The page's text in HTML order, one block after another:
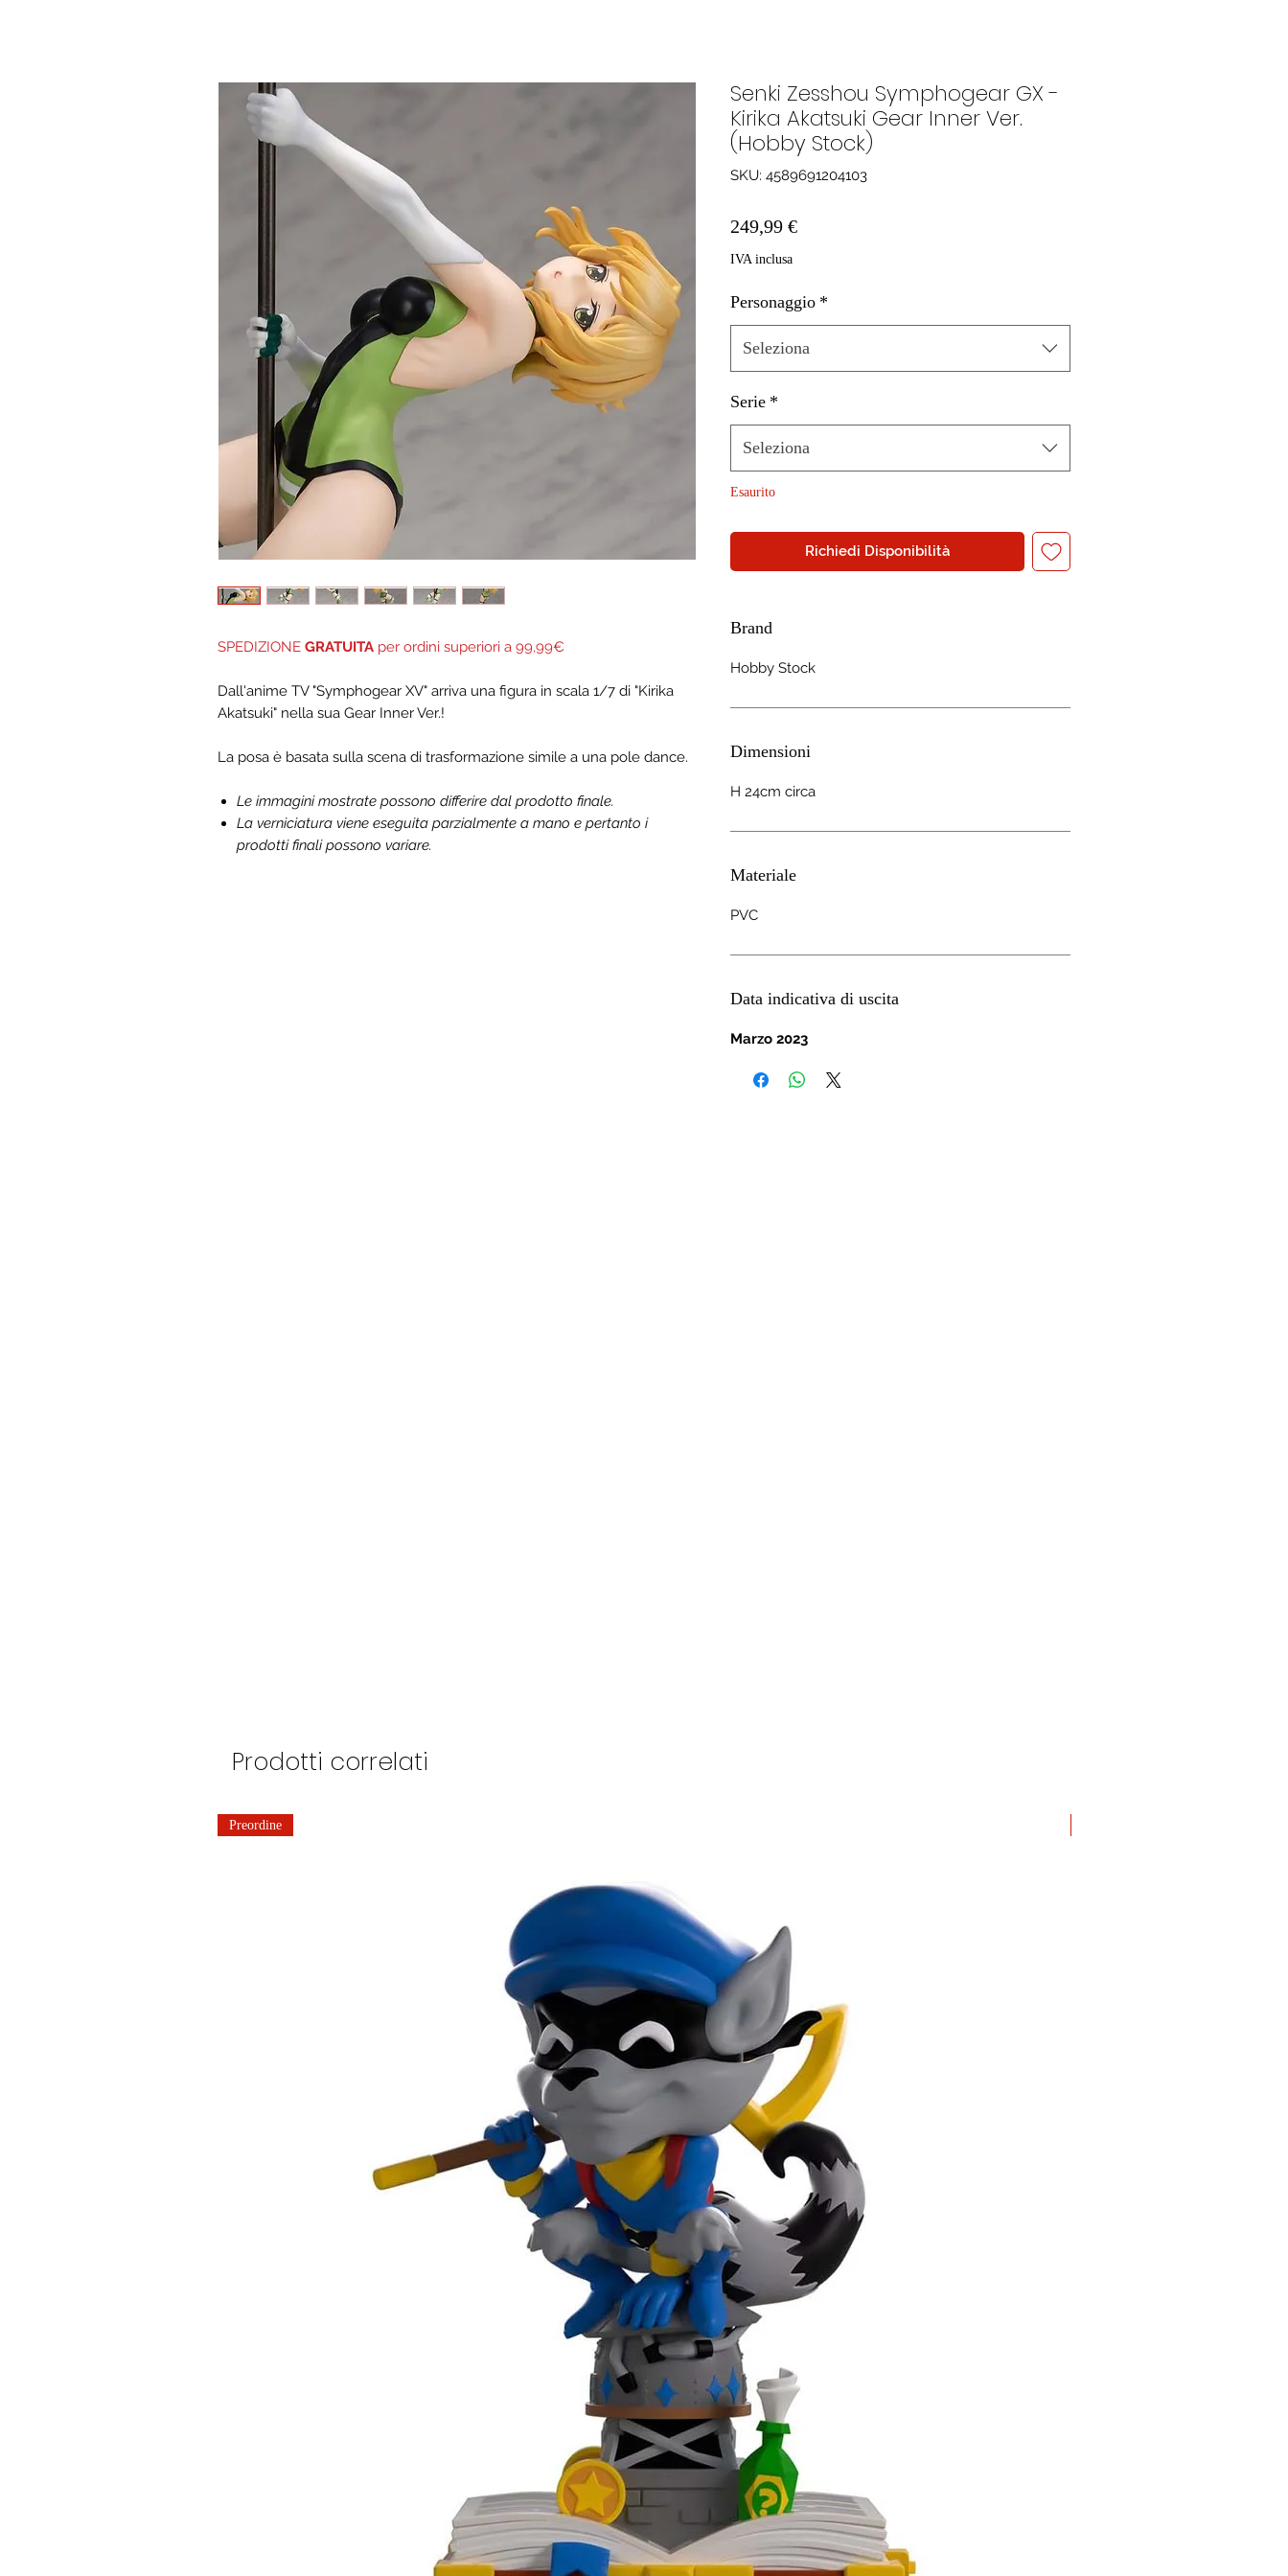
SPEDIZIONE GRATUITA per ordini superiori a 99,99€
Dall'anime TV "Symphogear XV" arriva una figura in scala 1/7 di "Kirika
Akatsuki" nella sua Gear Inner Ver.!
La posa è basata sulla scena di trasformazione simile a una pole dance.
Le immagini mostrate possono differire dal prodotto finale.
La verniciatura viene eseguita parzialmente a mano e pertanto i
prodotti finali possono variare.
Senki Zesshou Symphogear GX -
Kirika Akatsuki Gear Inner Ver.
(Hobby Stock)
SKU: 4589691204103
249,99 €Prezzo
IVA inclusa
Personaggio *
Seleziona
Serie *
Seleziona
Esaurito
Richiedi Disponibilità
Brand
Hobby Stock
Dimensioni
H 24cm circa
Materiale
PVC
Data indicativa di uscita
Marzo 2023
Prodotti correlati
Preordine